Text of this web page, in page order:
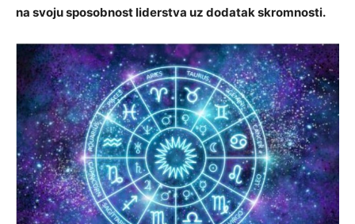
na svoju sposobnost liderstva uz dodatak skromnosti.